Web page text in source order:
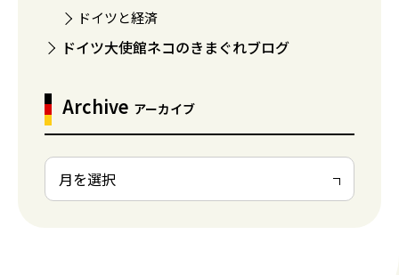
ドイツと経済
ドイツ大使館ネコのきまぐれブログ
Archive アーカイブ